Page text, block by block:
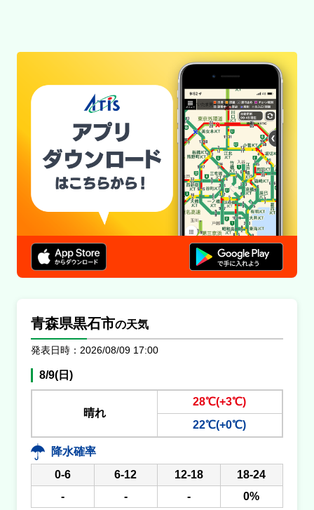
青森県黒石市の天気
発表日時：2026/08/09 17:00
8/9(日)
晴れ
28℃(+3℃)
22℃(+0℃)
降水確率
0-6
6-12 12-18
18-24
-
- - 0%